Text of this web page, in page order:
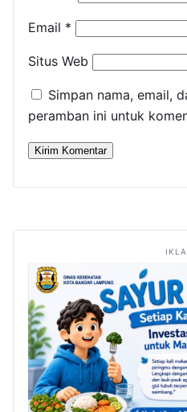
Email *
Situs Web
Simpan nama, email,
peramban ini untuk